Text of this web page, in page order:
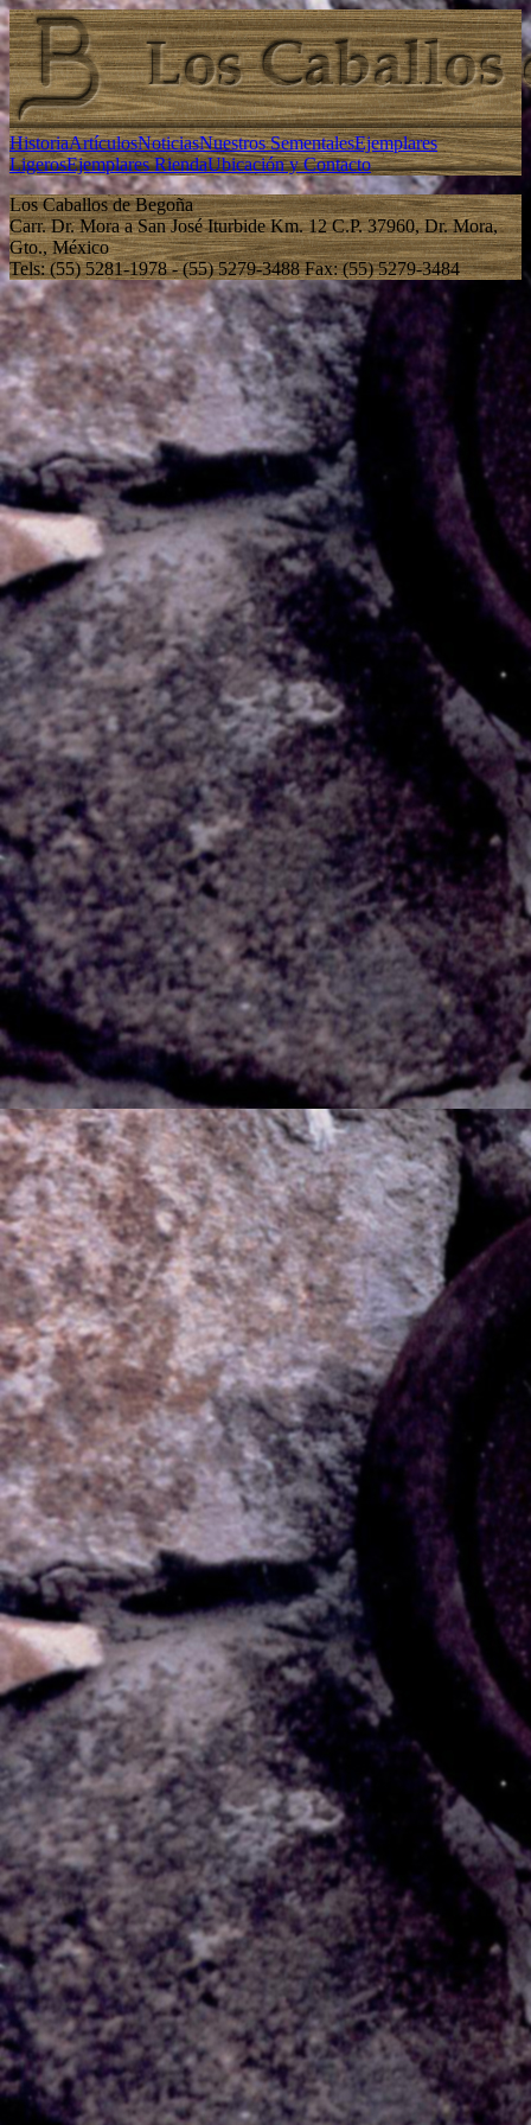
HistoriaArtículosNoticiasNuestros SementalesEjemplares
LigerosEjemplares RiendaUbicación y Contacto
Los Caballos de Begoña
Carr. Dr. Mora a San José Iturbide Km. 12 C.P. 37960, Dr. Mora,
Gto., México
Tels: (55) 5281-1978 - (55) 5279-3488 Fax: (55) 5279-3484